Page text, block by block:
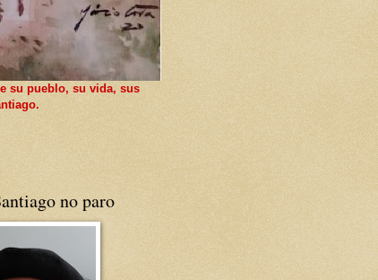
su pueblo, su vida, sus
no paro